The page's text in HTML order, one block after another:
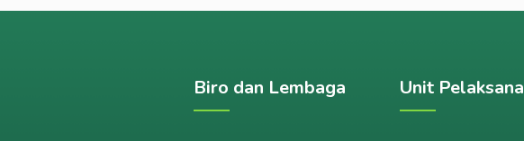
Biro dan Lembaga Unit Pelaksana